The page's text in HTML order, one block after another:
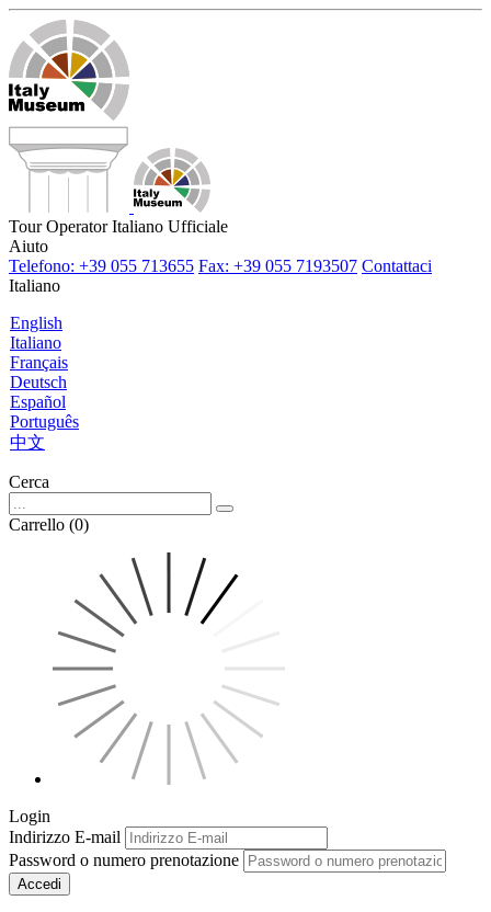
Tour Operator Italiano Ufficiale
Aiuto
Telefono: +39 055 713655 Fax: +39 055 7193507 Contattaci
Italiano
English
Italiano
Français
Deutsch
Español
Português
中文
Cerca
Carrello (0)
Login
Indirizzo E-mail
Password o numero prenotazione
Accedi